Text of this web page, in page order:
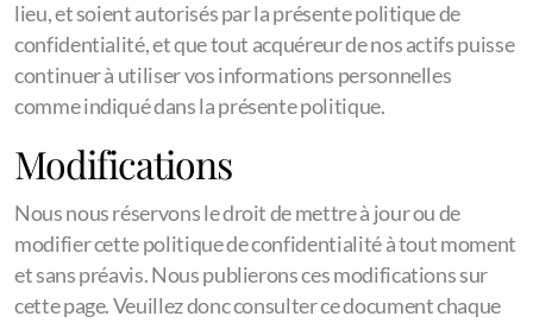
lieu, et soient autorisés par la présente politique de
confidentialité, et que tout acquéreur de nos actifs puisse
continuer à utiliser vos informations personnelles
comme indiqué dans la présente politique.
Modifications
Nous nous réservons le droit de mettre à jour ou de
modifier cette politique de confidentialité à tout moment
et sans préavis. Nous publierons ces modifications sur
cette page. Veuillez donc consulter ce document chaque